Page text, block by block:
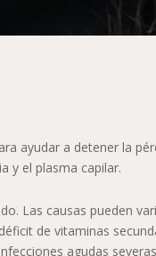
ayudar a detener la
y el plasma capilar.
Las causas pueden
de vitaminas
agudas